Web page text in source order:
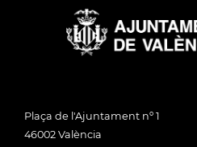
Plaça de l'Ajuntament nº 1
46002 València